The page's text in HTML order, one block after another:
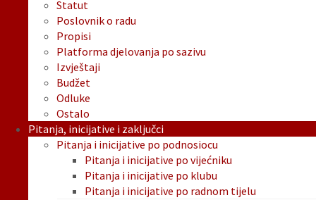
Statut
Poslovnik o radu
Propisi
Platforma djelovanja po sazivu
Izvještaji
Budžet
Odluke
Ostalo
Pitanja, inicijative i zaključci
Pitanja i inicijative po podnosiocu
Pitanja i inicijative po vijećniku
Pitanja i inicijative po klubu
Pitanja i inicijative po radnom tijelu